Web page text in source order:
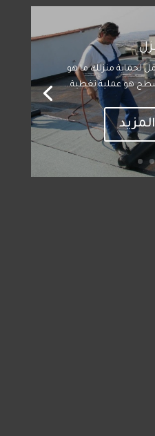
لحماية منزلك ما هو
هو عملية تغطية...